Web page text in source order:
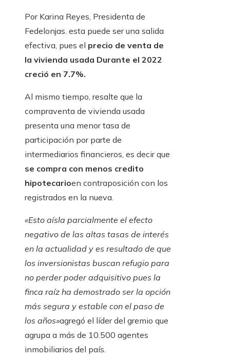
Por Karina Reyes, Presidenta de
Fedelonjas. esta puede ser una salida
efectiva, pues el precio de venta de
la vivienda usada Durante el 2022
creció en 7.7%.
Al mismo tiempo, resalte que la
compraventa de vivienda usada
presenta una menor tasa de
participación por parte de
intermediarios financieros, es decir que
se compra con menos credito
hipotecarioen contraposición con los
registrados en la nueva.
«Esto aísla parcialmente el efecto
negativo de las altas tasas de interés
en la actualidad y es resultado de que
los inversionistas buscan refugio para
no perder poder adquisitivo pues la
finca raíz ha demostrado ser la opción
más segura y estable con el paso de
los años»agregó el líder del gremio que
agrupa a más de 10.500 agentes
inmobiliarios del país.